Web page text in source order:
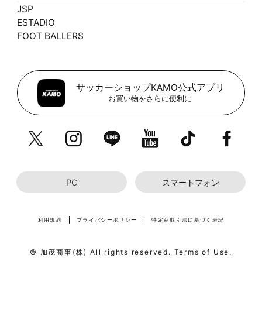
JSP
ESTADIO
FOOT BALLERS
サッカーショップKAMO公式アプリ
お買い物をさらに便利に
PC スマートフォン
利用規約 プライバシーポリシー 特定商取引法に基づく表記
© 加茂商事(株) All rights reserved. Terms of Use.